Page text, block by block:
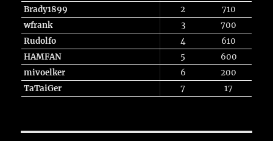
Brady1899
2
710
wfrank
3
700
Rudolfo
4
610
HAMFAN
5
600
mivoelker
6
200
TaTaiGer
7 17